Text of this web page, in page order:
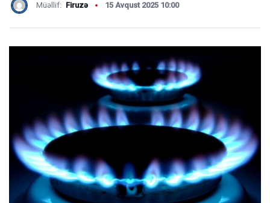
Müəllif: Firuzə 15 Avqust 2025 10:00